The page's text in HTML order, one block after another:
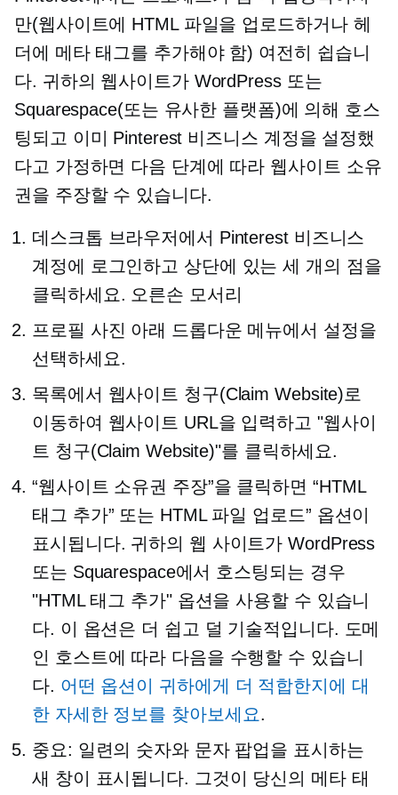
만(웹사이트에 HTML 파일을 업로드하거나 헤
더에 메타 태그를 추가해야 함) 여전히 쉽습니
다. 귀하의 웹사이트가 WordPress 또는
Squarespace(또는 유사한 플랫폼)에 의해 호스
팅되고 이미 Pinterest 비즈니스 계정을 설정했
다고 가정하면 다음 단계에 따라 웹사이트 소유
권을 주장할 수 있습니다.
데스크톱 브라우저에서 Pinterest 비즈니스
계정에 로그인하고 상단에 있는 세 개의 점을
클릭하세요. 오른손 모서리
프로필 사진 아래 드롭다운 메뉴에서 설정을
선택하세요.
목록에서 웹사이트 청구(Claim Website)로
이동하여 웹사이트 URL을 입력하고 "웹사이
트 청구(Claim Website)"를 클릭하세요.
“웹사이트 소유권 주장”을 클릭하면 “HTML
태그 추가” 또는 HTML 파일 업로드” 옵션이
표시됩니다. 귀하의 웹 사이트가 WordPress
또는 Squarespace에서 호스팅되는 경우
"HTML 태그 추가" 옵션을 사용할 수 있습니
다. 이 옵션은 더 쉽고 덜 기술적입니다. 도메
인 호스트에 따라 다음을 수행할 수 있습니
다. 어떤 옵션이 귀하에게 더 적합한지에 대
한 자세한 정보를 찾아보세요.
중요: 일련의 숫자와 문자 팝업을 표시하는
새 창이 표시됩니다. 그것이 당신의 메타 태